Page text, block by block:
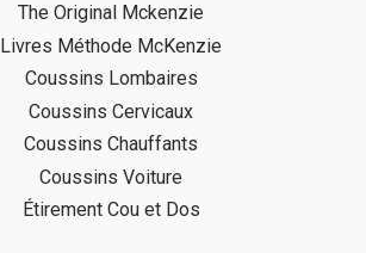
The Original Mckenzie
Livres Méthode McKenzie
Coussins Lombaires
Coussins Cervicaux
Coussins Chauffants
Coussins Voiture
Étirement Cou et Dos